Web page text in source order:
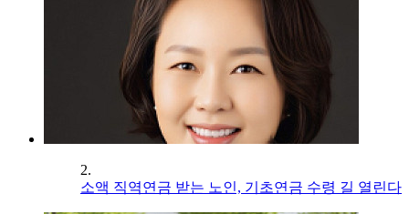
2.
소액 직역연금 받는 노인, 기초연금 수령 길 열린다